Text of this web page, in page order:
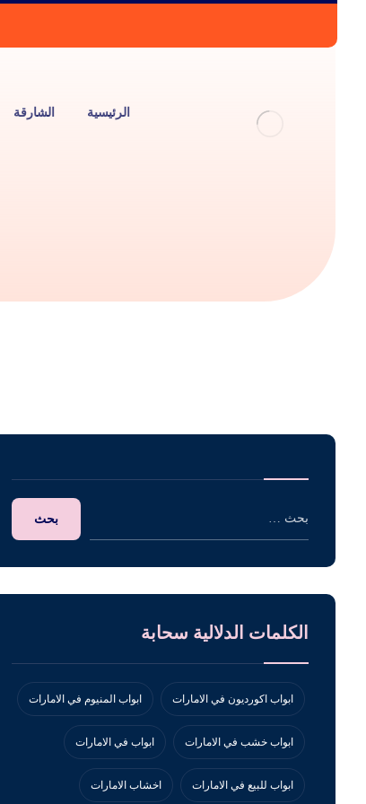
الرئيسية الشارقة
الكلمات الدلالية سحابة
ابواب اكورديون في الامارات ابواب المنيوم في الامارات
ابواب خشب في الامارات ابواب في الامارات
ابواب للبيع في الامارات اخشاب الامارات